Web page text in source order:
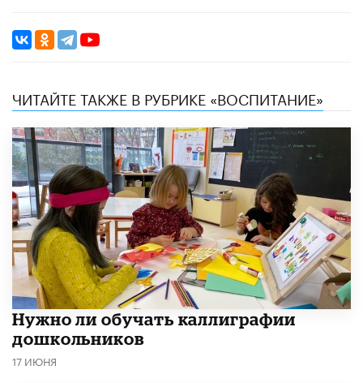
ЧИТАЙТЕ ТАКЖЕ В РУБРИКЕ «ВОСПИТАНИЕ»
Нужно ли обучать каллиграфии
дошкольников
17 ИЮНЯ